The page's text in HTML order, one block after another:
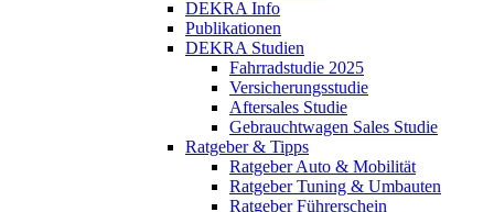
DEKRA Info
Publikationen
DEKRA Studien
Fahrradstudie 2025
Versicherungsstudie
Aftersales Studie
Gebrauchtwagen Sales Studie
Ratgeber & Tipps
Ratgeber Auto & Mobilität
Ratgeber Tuning & Umbauten
Ratgeber Führerschein